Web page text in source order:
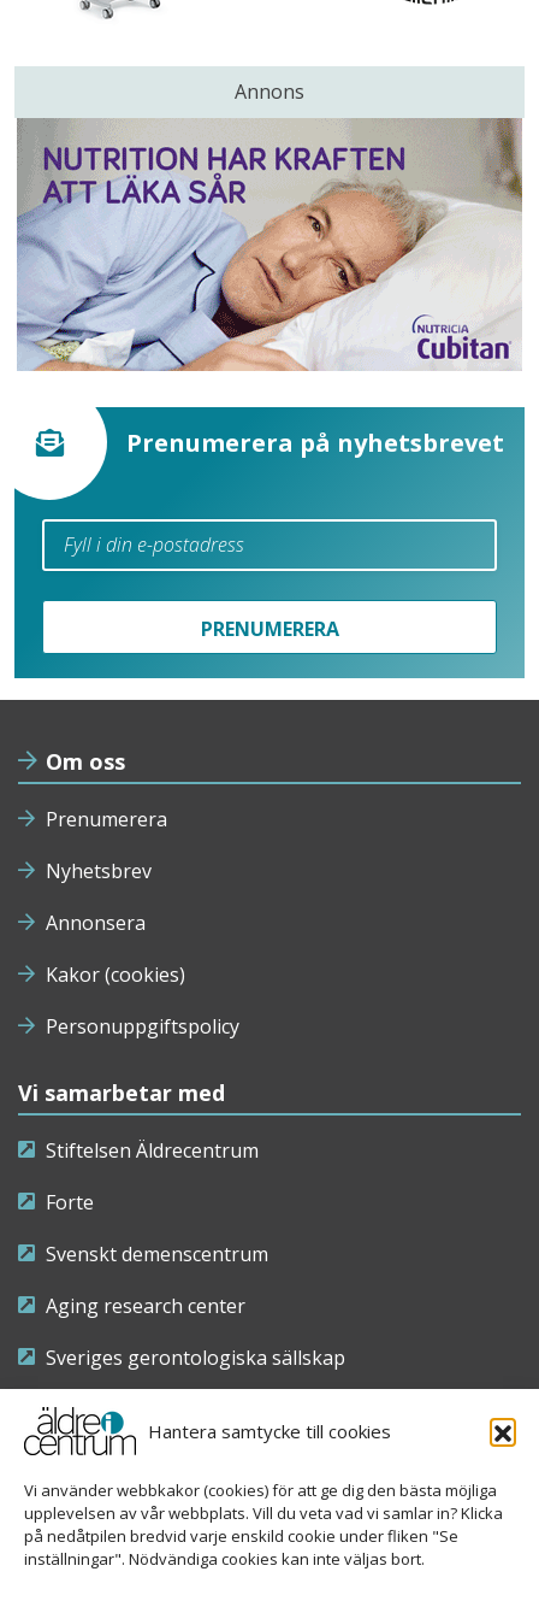
Hantera samtycke till cookies
Vi använder webbkakor (cookies) för att ge dig den bästa möjliga
upplevelsen av vår webbplats. Vill du veta vad vi samlar in? Klicka
på nedåtpilen bredvid varje enskild cookie under fliken "Se
inställningar". Nödvändiga cookies kan inte väljas bort.
Annons
Prenumerera på nyhetsbrevet
PRENUMERERA
Om oss
Prenumerera
Nyhetsbrev
Annonsera
Kakor (cookies)
Personuppgiftspolicy
Vi samarbetar med
Stiftelsen Äldrecentrum
Forte
Svenskt demenscentrum
Aging research center
Sveriges gerontologiska sällskap
Riksföreningen för sjuksköterskor inom äldre- och
demensvård
Nationellt kompetenscentrum anhöriga